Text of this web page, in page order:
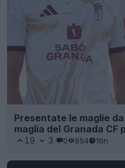
Presentate le maglie
maglia del Granada CF
19 3 0 854 16h